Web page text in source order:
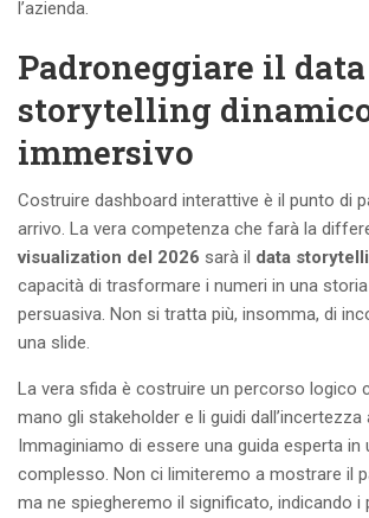
l’azienda.
Padroneggiare il data
storytelling
immersivo
Costruire dashboard interattive è il punto di
arrivo. La vera competenza che farà la
visualization del 2026 sarà il data
capacità di trasformare i numeri in una
persuasiva. Non si tratta più, insomma, di
una slide.
La vera sfida è costruire un percorso logico
mano gli stakeholder e li guidi dall’incertezza
Immaginiamo di essere una guida esperta in
complesso. Non ci limiteremo a mostrare il
ma ne spiegheremo il significato, indicando i